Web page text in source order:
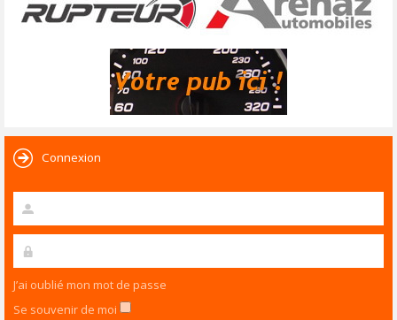
Connexion
J’ai oublié mon mot de passe
Se souvenir de moi